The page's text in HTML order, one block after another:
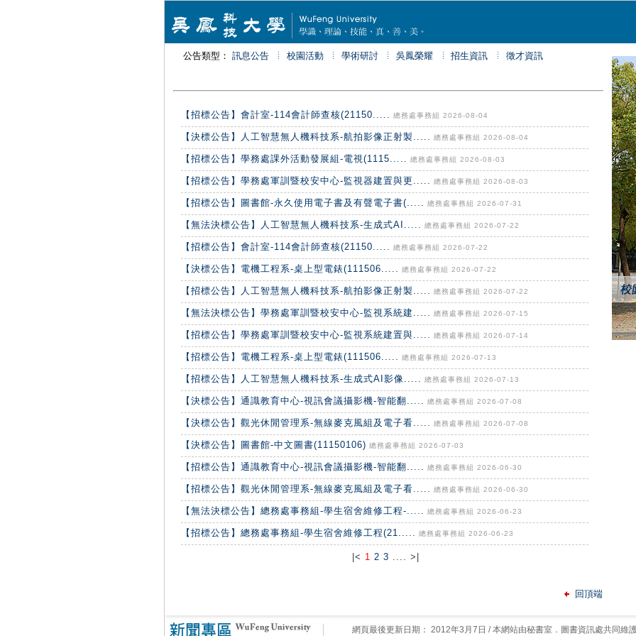
公告類型： 訊息公告 校園活動 學術研討 吳鳳榮耀 招生資訊 徵才資訊
【招標公告】會計室-114會計師查核(21150..... 總務處事務組 2026-08-04
【決標公告】人工智慧無人機科技系-航拍影像正射製..... 總務處事務組 2026-08-04
【招標公告】學務處課外活動發展組-電視(1115..... 總務處事務組 2026-08-03
【招標公告】學務處軍訓暨校安中心-監視器建置與更..... 總務處事務組 2026-08-03
【招標公告】圖書館-永久使用電子書及有聲電子書(..... 總務處事務組 2026-07-31
【無法決標公告】人工智慧無人機科技系-生成式AI..... 總務處事務組 2026-07-22
【招標公告】會計室-114會計師查核(21150..... 總務處事務組 2026-07-22
【決標公告】電機工程系-桌上型電錶(111506..... 總務處事務組 2026-07-22
【招標公告】人工智慧無人機科技系-航拍影像正射製..... 總務處事務組 2026-07-22
【無法決標公告】學務處軍訓暨校安中心-監視系統建..... 總務處事務組 2026-07-15
【招標公告】學務處軍訓暨校安中心-監視系統建置與..... 總務處事務組 2026-07-14
【招標公告】電機工程系-桌上型電錶(111506..... 總務處事務組 2026-07-13
【招標公告】人工智慧無人機科技系-生成式AI影像..... 總務處事務組 2026-07-13
【決標公告】通識教育中心-視訊會議攝影機-智能翻..... 總務處事務組 2026-07-08
【決標公告】觀光休閒管理系-無線麥克風組及電子看..... 總務處事務組 2026-07-08
【決標公告】圖書館-中文圖書(11150106) 總務處事務組 2026-07-03
【招標公告】通識教育中心-視訊會議攝影機-智能翻..... 總務處事務組 2026-06-30
【招標公告】觀光休閒管理系-無線麥克風組及電子看..... 總務處事務組 2026-06-30
【無法決標公告】總務處事務組-學生宿舍維修工程-..... 總務處事務組 2026-06-23
【招標公告】總務處事務組-學生宿舍維修工程(21..... 總務處事務組 2026-06-23
|< 1 23 .... >|
回頂端
網頁最後更新日期： 2012年3月7日 / 本網站由秘書室．圖書資訊處共同維